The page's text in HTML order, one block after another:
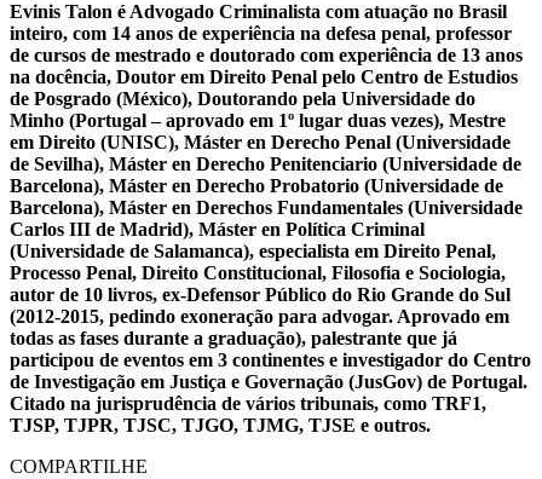
Evinis Talon é Advogado Criminalista com atuação no Brasil
inteiro, com 14 anos de experiência na defesa penal, professor
de cursos de mestrado e doutorado com experiência de 13 anos
na docência, Doutor em Direito Penal pelo Centro de Estudios
de Posgrado (México), Doutorando pela Universidade do
Minho (Portugal – aprovado em 1º lugar duas vezes), Mestre
em Direito (UNISC), Máster en Derecho Penal (Universidade
de Sevilha), Máster en Derecho Penitenciario (Universidade de
Barcelona), Máster en Derecho Probatorio (Universidade de
Barcelona), Máster en Derechos Fundamentales (Universidade
Carlos III de Madrid), Máster en Política Criminal
(Universidade de Salamanca), especialista em Direito Penal,
Processo Penal, Direito Constitucional, Filosofia e Sociologia,
autor de 10 livros, ex-Defensor Público do Rio Grande do Sul
(2012-2015, pedindo exoneração para advogar. Aprovado em
todas as fases durante a graduação), palestrante que já
participou de eventos em 3 continentes e investigador do Centro
de Investigação em Justiça e Governação (JusGov) de Portugal.
Citado na jurisprudência de vários tribunais, como TRF1,
TJSP, TJPR, TJSC, TJGO, TJMG, TJSE e outros.
COMPARTILHE